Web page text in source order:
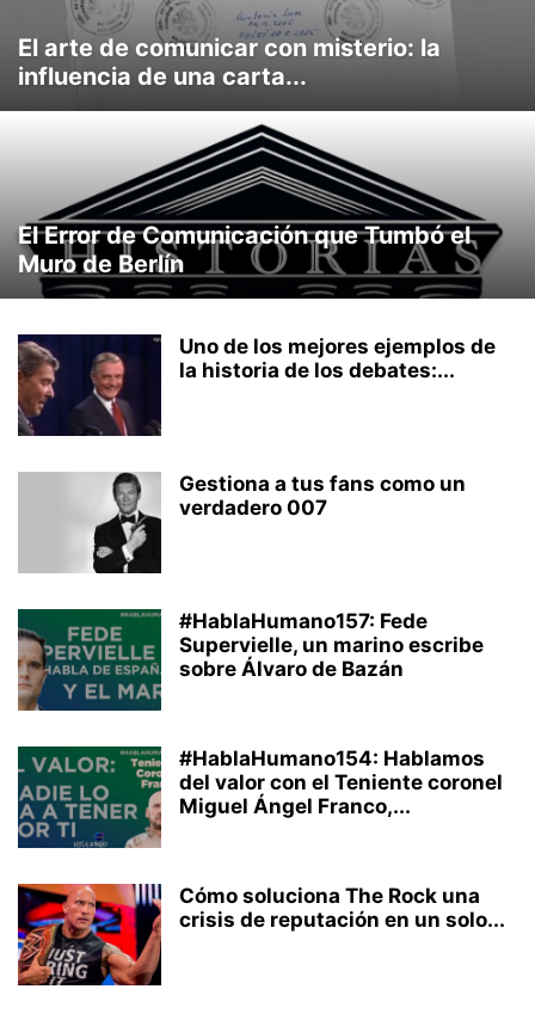
El arte de comunicar con misterio: la
influencia de una carta...
El Error de Comunicación que Tumbó el
Muro de Berlín
Uno de los mejores ejemplos de
la historia de los debates:...
Gestiona a tus fans como un
verdadero 007
#HablaHumano157: Fede
Supervielle, un marino escribe
sobre Álvaro de Bazán
#HablaHumano154: Hablamos
del valor con el Teniente coronel
Miguel Ángel Franco,...
Cómo soluciona The Rock una
crisis de reputación en un solo...